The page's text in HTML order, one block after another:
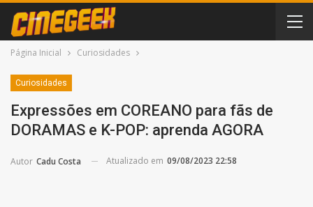
Página Inicial Curiosidades
Curiosidades
Expressões em COREANO para fãs de
DORAMAS e K-POP: aprenda AGORA
Autor Cadu Costa Atualizado em 09/08/2023 22:58